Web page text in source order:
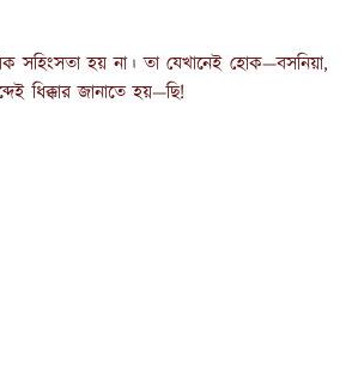
সহিংসতা হয় না। তা যেখানেই হোক—বসনিয়া,
ধিক্কার জানাতে হয়—ছি!